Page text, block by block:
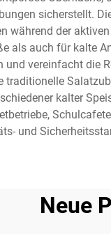
sicherstellt.
während der
als auch für kalte
vereinfacht
traditionelle
kalter
und
Neue